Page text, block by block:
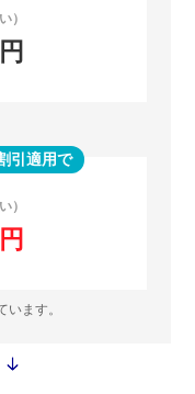
）
円
引適用で
）
円
ます。